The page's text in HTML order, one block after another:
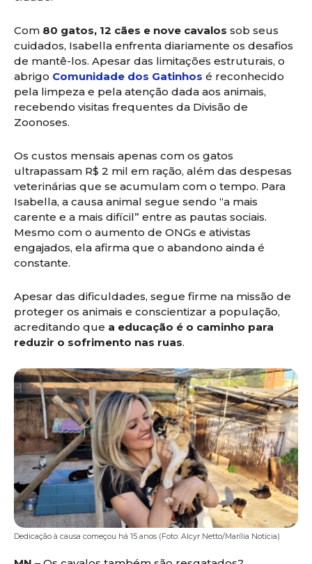
Com 80 gatos, 12 cães e nove cavalos sob seus
cuidados, Isabella enfrenta diariamente os desafios
de mantê-los. Apesar das limitações estruturais, o
abrigo Comunidade dos Gatinhos é reconhecido
pela limpeza e pela atenção dada aos animais,
recebendo visitas frequentes da Divisão de
Zoonoses.
Os custos mensais apenas com os gatos
ultrapassam R$ 2 mil em ração, além das despesas
veterinárias que se acumulam com o tempo. Para
Isabella, a causa animal segue sendo “a mais
carente e a mais difícil” entre as pautas sociais.
Mesmo com o aumento de ONGs e ativistas
engajados, ela afirma que o abandono ainda é
constante.
Apesar das dificuldades, segue firme na missão de
proteger os animais e conscientizar a população,
acreditando que a educação é o caminho para
reduzir o sofrimento nas ruas.
Dedicação à causa começou há 15 anos (Foto: Alcyr Netto/Marília Notícia)